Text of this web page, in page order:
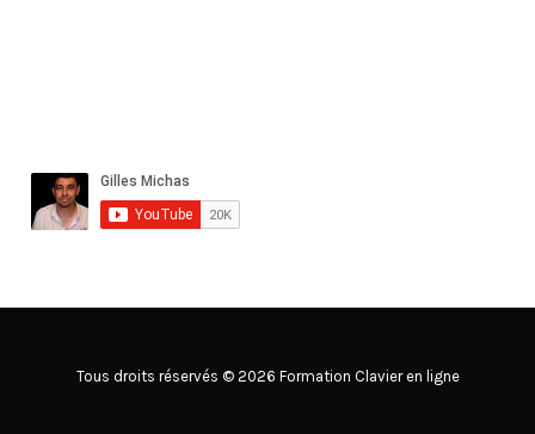
Tous droits réservés © 2026 Formation Clavier en ligne